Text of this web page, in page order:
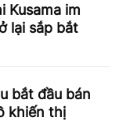
Kusama im
lại sắp bắt
bắt đầu bán
khiến thị